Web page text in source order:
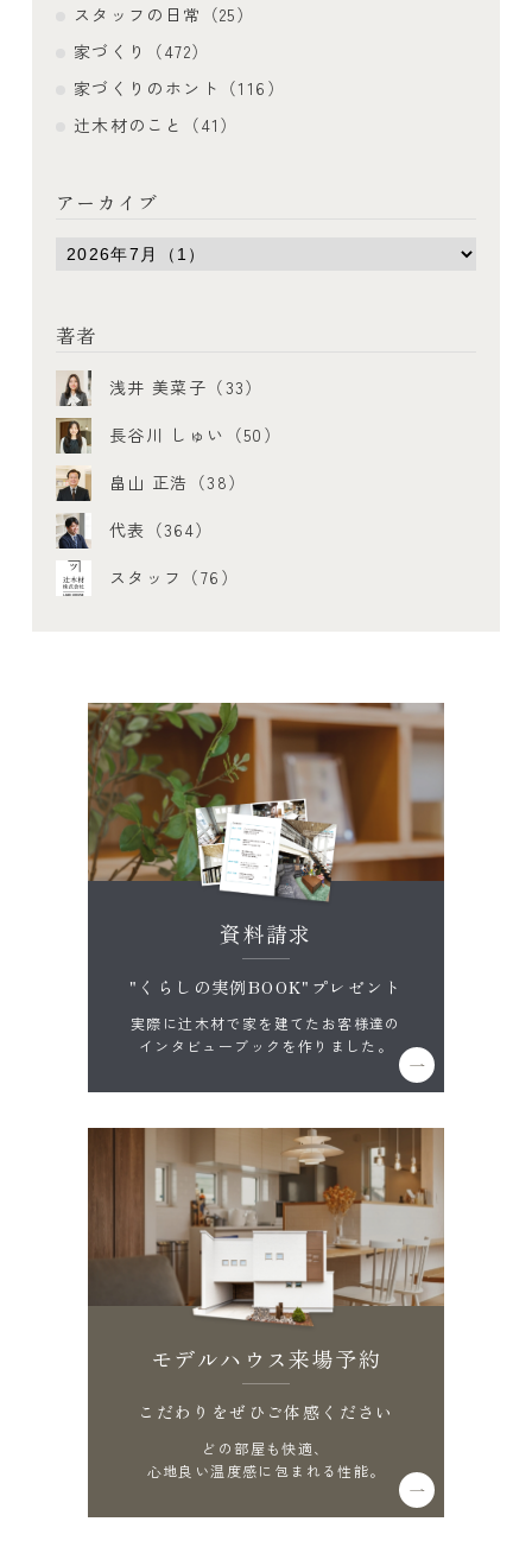
スタッフの日常（25）
家づくり（472）
家づくりのホント（116）
辻木材のこと（41）
アーカイブ
著者
浅井 美菜子（33）
長谷川 しゅい（50）
畠山 正浩（38）
代表（364）
スタッフ（76）
資料請求
"くらしの実例BOOK"プレゼント
実際に辻木材で家を建てたお客様達の
インタビューブックを作りました。
モデルハウス来場予約
こだわりをぜひご体感ください
どの部屋も快適、
心地良い温度感に包まれる性能。